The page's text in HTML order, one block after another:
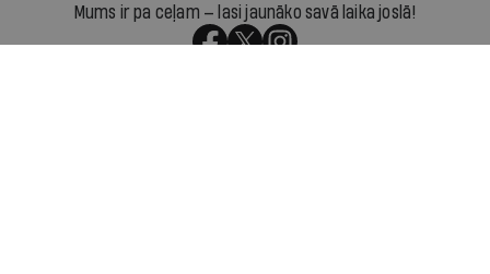
Mums ir pa ceļam — lasi jaunāko savā laika joslā!